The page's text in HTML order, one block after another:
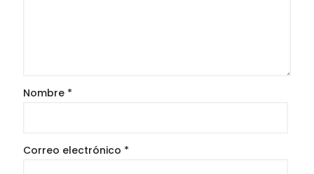
Nombre *
Correo electrónico *